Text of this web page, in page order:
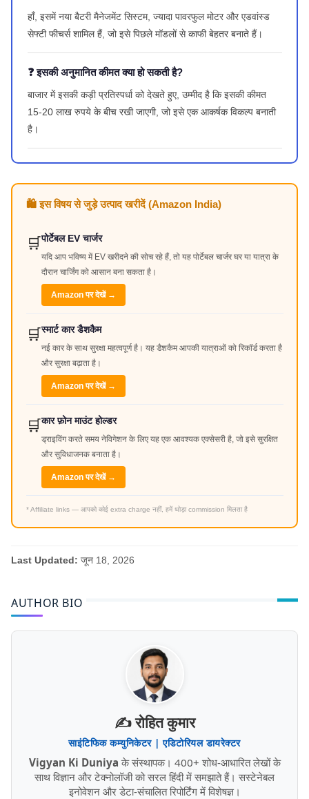
हाँ, इसमें नया बैटरी मैनेजमेंट सिस्टम, ज्यादा पावरफुल मोटर और एडवांस्ड
सेफ्टी फीचर्स शामिल हैं, जो इसे पिछले मॉडलों से काफी बेहतर बनाते हैं।
❓ इसकी अनुमानित कीमत क्या हो सकती है?
बाजार में इसकी कड़ी प्रतिस्पर्धा को देखते हुए, उम्मीद है कि इसकी कीमत
15-20 लाख रुपये के बीच रखी जाएगी, जो इसे एक आकर्षक विकल्प बनाती
है।
🛍️ इस विषय से जुड़े उत्पाद खरीदें (Amazon India)
🛒 पोर्टेबल EV चार्जर
यदि आप भविष्य में EV खरीदने की सोच रहे हैं, तो यह पोर्टेबल चार्जर घर या यात्रा के
दौरान चार्जिंग को आसान बना सकता है।
Amazon पर देखें →
🛒 स्मार्ट कार डैशकैम
नई कार के साथ सुरक्षा महत्वपूर्ण है। यह डैशकैम आपकी यात्राओं को रिकॉर्ड करता है
और सुरक्षा बढ़ाता है।
Amazon पर देखें →
🛒 कार फ़ोन माउंट होल्डर
ड्राइविंग करते समय नेविगेशन के लिए यह एक आवश्यक एक्सेसरी है, जो इसे सुरक्षित
और सुविधाजनक बनाता है।
Amazon पर देखें →
* Affiliate links — आपको कोई extra charge नहीं, हमें थोड़ा commission मिलता है
Last Updated: जून 18, 2026
AUTHOR BIO
✍️ रोहित कुमार
साइंटिफिक कम्युनिकेटर | एडिटोरियल डायरेक्टर
Vigyan Ki Duniya के संस्थापक। 400+ शोध-आधारित लेखों के
साथ विज्ञान और टेक्नोलॉजी को सरल हिंदी में समझाते हैं। सस्टेनेबल
इनोवेशन और डेटा-संचालित रिपोर्टिंग में विशेषज्ञ।